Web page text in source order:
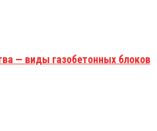
— виды газобетонных блоков